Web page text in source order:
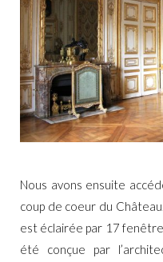
Nous avons ensuite
coup de coeur du
est éclairée par 17
été conçue par